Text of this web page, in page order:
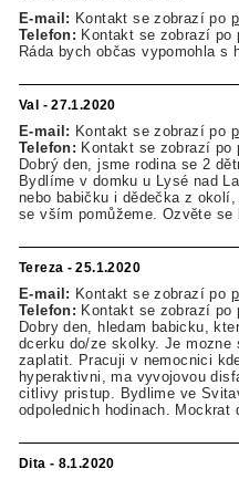
E-mail: Kontakt se zobrazí po
Telefon: Kontakt se zobrazí po
Ráda bych občas vypomohla s
Val - 27.1.2020
E-mail: Kontakt se zobrazí po
Telefon: Kontakt se zobrazí po
Dobrý den, jsme rodina se 2
Bydlíme v domku u Lysé nad
nebo babičku i dědečka z
se vším pomůžeme. Ozvěte
Tereza - 25.1.2020
E-mail: Kontakt se zobrazí po
Telefon: Kontakt se zobrazí po
Dobry den, hledam babicku,
dcerku do/ze skolky. Je
zaplatit. Pracuji v nemocnici
hyperaktivni, ma vyvojovou
citlivy pristup. Bydlime ve
odpolednich hodinach. Mockrat
Dita - 8.1.2020